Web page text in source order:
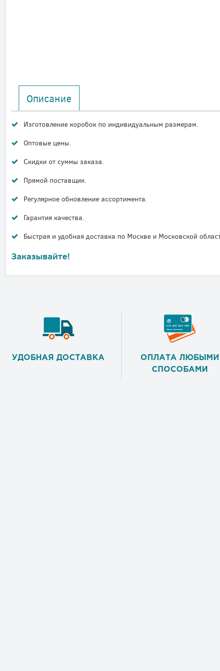
Описание
Изготовление коробок по индивидуальным размерам.
Оптовые цены.
Скидки от суммы заказа.
Прямой поставщик.
Регулярное обновление ассортимента.
Гарантия качества.
Быстрая и удобная доставка по Москве и Московской
Заказывайте!
УДОБНАЯ ДОСТАВКА
ОПЛАТА ЛЮБЫМИ
СПОСОБАМИ